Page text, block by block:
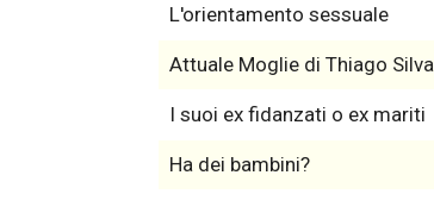
L'orientamento sessuale
Attuale Moglie di Thiago Silva
I suoi ex fidanzati o ex mariti
Ha dei bambini?